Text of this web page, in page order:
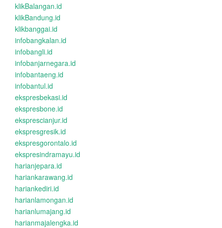
klikBalangan.id
klikBandung.id
klikbanggai.id
infobangkalan.id
infobangli.id
infobanjarnegara.id
infobantaeng.id
infobantul.id
ekspresbekasi.id
ekspresbone.id
eksprescianjur.id
ekspresgresik.id
ekspresgorontalo.id
ekspresindramayu.id
harianjepara.id
hariankarawang.id
hariankediri.id
harianlamongan.id
harianlumajang.id
harianmajalengka.id